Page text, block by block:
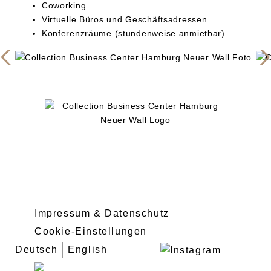
Coworking
Virtuelle Büros und Geschäftsadressen
Konferenzräume (stundenweise anmietbar)
Impressum & Datenschutz
Cookie-Einstellungen
Deutsch
English